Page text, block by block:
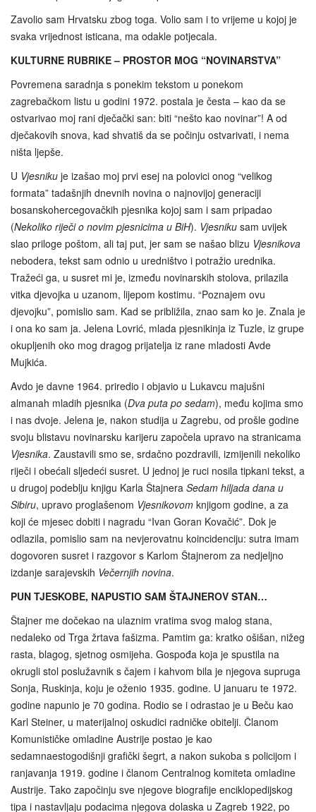
Zavolio sam Hrvatsku zbog toga. Volio sam i to vrijeme u kojoj je
svaka vrijednost isticana, ma odakle potjecala.
KULTURNE RUBRIKE – PROSTOR MOG “NOVINARSTVA”
Povremena saradnja s ponekim tekstom u ponekom
zagrebačkom listu u godini 1972. postala je česta – kao da se
ostvarivao moj rani dječački san: biti “nešto kao novinar”! A od
dječakovih snova, kad shvatiš da se počinju ostvarivati, i nema
ništa ljepše.
U Vjesniku je izašao moj prvi esej na polovici onog “velikog
formata” tadašnjih dnevnih novina o najnovijoj generaciji
bosanskohercegovačkih pjesnika kojoj sam i sam pripadao
(Nekoliko riječi o novim pjesnicima u BiH). Vjesniku sam uvijek
slao priloge poštom, ali taj put, jer sam se našao blizu Vjesnikova
nebodera, tekst sam odnio u uredništvo i potražio urednika.
Tražeći ga, u susret mi je, između novinarskih stolova, prilazila
vitka djevojka u uzanom, lijepom kostimu. “Poznajem ovu
djevojku”, pomislio sam. Kad se približila, znao sam ko je. Znala je
i ona ko sam ja. Jelena Lovrić, mlada pjesnikinja iz Tuzle, iz grupe
okupljenih oko mog dragog prijatelja iz rane mladosti Avde
Mujkića.
Avdo je davne 1964. priredio i objavio u Lukavcu majušni
almanah mladih pjesnika (Dva puta po sedam), među kojima smo
i nas dvoje. Jelena je, nakon studija u Zagrebu, od prošle godine
svoju blistavu novinarsku karijeru započela upravo na stranicama
Vjesnika. Zaustavili smo se, srdačno pozdravili, izmijenili nekoliko
riječi i obećali sljedeći susret. U jednoj je ruci nosila tipkani tekst, a
u drugoj podeblju knjigu Karla Štajnera Sedam hiljada dana u
Sibiru, upravo proglašenom Vjesnikovom knjigom godine, a za
koji će mjesec dobiti i nagradu “Ivan Goran Kovačić”. Dok je
odlazila, pomislio sam na nevjerovatnu koincidenciju: sutra imam
dogovoren susret i razgovor s Karlom Štajnerom za nedjeljno
izdanje sarajevskih Večernjih novina.
PUN TJESKOBE, NAPUSTIO SAM ŠTAJNEROV STAN…
Štajner me dočekao na ulaznim vratima svog malog stana,
nedaleko od Trga žrtava fašizma. Pamtim ga: kratko ošišan, nižeg
rasta, blagog, sjetnog osmijeha. Gospođa koja je spustila na
okrugli stol poslužavnik s čajem i kahvom bila je njegova supruga
Sonja, Ruskinja, koju je oženio 1935. godine. U januaru te 1972.
godine napunio je 70 godina. Rodio se i odrastao je u Beču kao
Karl Steiner, u materijalnoj oskudici radničke obitelji. Članom
Komunističke omladine Austrije postao je kao
sedamnaestogodišnji grafički šegrt, a nakon sukoba s policijom i
ranjavanja 1919. godine i članom Centralnog komiteta omladine
Austrije. Tako započinju sve njegove biografije enciklopedijskog
tipa i nastavljaju podacima njegova dolaska u Zagreb 1922, po